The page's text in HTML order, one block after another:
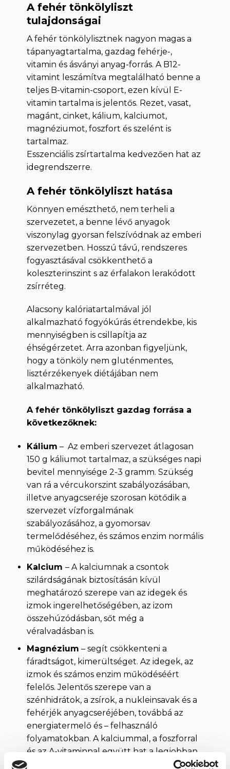
A fehér tönkölyliszt
tulajdonságai
A fehér tönkölylisztnek nagyon magas a
tápanyagtartalma, gazdag fehérje-,
vitamin és ásványi anyag-forrás. A B12-
vitamint leszámítva megtalálható benne a
teljes B-vitamin-csoport, ezen kívül E-
vitamin tartalma is jelentős. Rezet, vasat,
magánt, cinket, kálium, kalciumot,
magnéziumot, foszfort és szelént is
tartalmaz.
Esszenciális zsírtartalma kedvezően hat az
idegrendszerre.
A fehér tönkölyliszt hatása
Könnyen emészthető, nem terheli a
szervezetet, a benne lévő anyagok
viszonylag gyorsan felszívódnak az emberi
szervezetben. Hosszú távú, rendszeres
fogyasztásával csökkenthető a
koleszterinszint s az érfalakon lerakódott
zsírréteg.
Alacsony kalóriatartalmával jól
alkalmazható fogyókúrás étrendekbe, kis
mennyiségben is csillapítja az
éhségérzetet. Arra azonban figyeljünk,
hogy a tönköly nem gluténmentes,
lisztérzékenyek diétájában nem
alkalmazható.
A fehér tönkölyliszt gazdag forrása a
következőknek:
Kálium – Az emberi szervezet átlagosan
150 g káliumot tartalmaz, a szükséges napi
bevitel mennyisége 2-3 gramm. Szükség
van rá a vércukorszint szabályozásában,
illetve anyagcseréje szorosan kötődik a
szervezet vízforgalmának
szabályozásához, a gyomorsav
termelődéséhez, és számos enzim normális
működéséhez is.
Kalcium – A kalciumnak a csontok
szilárdságának biztosításán kívül
meghatározó szerepe van az idegek és
izmok ingerelhetőségében, az izom
összehúzódásban, sőt még a
véralvadásban is.
Magnézium – segít csökkenteni a
fáradtságot, kimerültséget. Az idegek, az
izmok és számos enzim működéséért
felelős. Jelentős szerepe van a
szénhidrátok, a zsírok, a nukleinsavak és a
fehérjék anyagcseréjében, továbbá az
energiatermelő és – felhasználó
folyamatokban. A kalciummal, a foszforral
és az A-vitaminnal együtt hat a legjobban.